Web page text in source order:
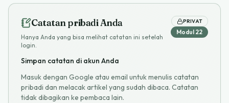
Catatan pribadi Anda
Hanya Anda yang bisa melihat catatan ini setelah
login.
PRIVAT
Modul 22
Simpan catatan di akun Anda
Masuk dengan Google atau email untuk menulis catatan
pribadi dan melacak artikel yang sudah dibaca. Catatan
tidak dibagikan ke pembaca lain.